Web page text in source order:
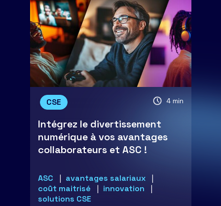
CSE 4 min
Intégrez le divertissement
numérique à vos avantages
collaborateurs et ASC !
ASC
avantages salariaux
coût maitrisé
innovation
solutions CSE